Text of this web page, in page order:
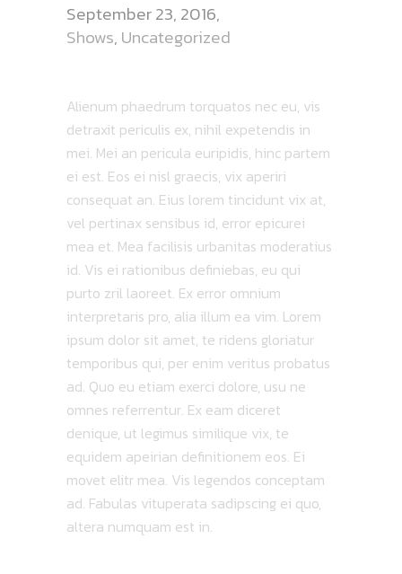
September 23, 2016
Shows, Uncategorized
Alienum phaedrum torquatos nec eu, vis
detraxit periculis ex, nihil expetendis in
mei. Mei an pericula euripidis, hinc partem
ei est. Eos ei nisl graecis, vix aperiri
consequat an. Eius lorem tincidunt vix at,
vel pertinax sensibus id, error epicurei
mea et. Mea facilisis urbanitas moderatius
id. Vis ei rationibus definiebas, eu qui
purto zril laoreet. Ex error omnium
interpretaris pro, alia illum ea vim. Lorem
ipsum dolor sit amet, te ridens gloriatur
temporibus qui, per enim veritus probatus
ad. Quo eu etiam exerci dolore, usu ne
omnes referrentur. Ex eam diceret
denique, ut legimus similique vix, te
equidem apeirian definitionem eos. Ei
movet elitr mea. Vis legendos conceptam
ad. Fabulas vituperata sadipscing ei quo,
altera numquam est in.